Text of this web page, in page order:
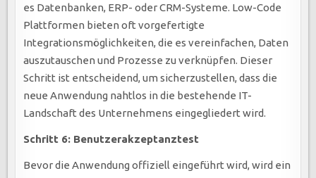
es Datenbanken, ERP- oder CRM-Systeme. Low-Code
Plattformen bieten oft vorgefertigte
Integrationsmöglichkeiten, die es vereinfachen, Daten
auszutauschen und Prozesse zu verknüpfen. Dieser
Schritt ist entscheidend, um sicherzustellen, dass die
neue Anwendung nahtlos in die bestehende IT-
Landschaft des Unternehmens eingegliedert wird.
Schritt 6: Benutzerakzeptanztest
Bevor die Anwendung offiziell eingeführt wird, wird ein